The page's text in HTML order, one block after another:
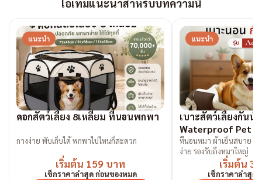
ไอเท็มแนะนำสำหรับบทความนี้
แนะนำ
คอกสัตว์เลี้ยง 8เหลี่ยม ที่นอนพกพา
กางง่าย พับเก็บได้ พกพาไปไหนก็สะดวก
เริ่มต้น 159 บาท
เช็กราคาล่าสุด ก่อนของหมด
แนะนำ
เบาะสัตว์เลี้ยงกันน้
Waterproof Pet
ที่นอนหมา ผ้าเย็นสบาย กั
ง่าย รองรับถึงหมาใหญ่
เริ่มต้น
เช็กราคาล่าสุด